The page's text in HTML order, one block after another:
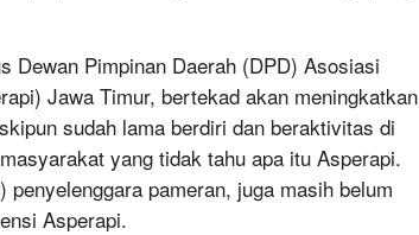
Dewan Pimpinan Daerah (DPD) Asosiasi
Jawa Timur, bertekad akan meningkatkan
sudah lama berdiri dan beraktivitas di
yang tidak tahu apa itu Asperapi.
pameran, juga masih belum
Asperapi.